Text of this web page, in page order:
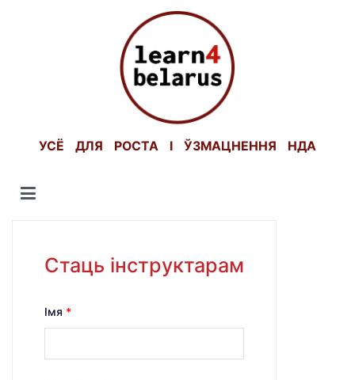
УСЁ ДЛЯ РОСТА І ЎЗМАЦНЕННЯ НДА
Стаць інструктарам
Імя *